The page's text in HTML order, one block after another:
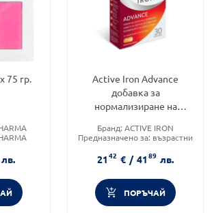
75 гр.
лв.
Active Iron Advance
добавка за
нормализиране на
Бранд: ACTIVE IRON
Предназначено за: възрастни
2142 € / 4189 лв.
ПОРЪЧАЙ